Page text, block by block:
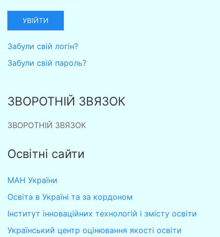
УВІЙТИ
Забули свій логін?
Забули свій пароль?
ЗВОРОТНІЙ ЗВЯЗОК
ЗВОРОТНІЙ ЗВЯЗОК
Освітні сайти
МАН України
Освіта в Україні та за кордоном
Інститут інноваційних технологій і змісту освіти
Український центр оцінювання якості освіти